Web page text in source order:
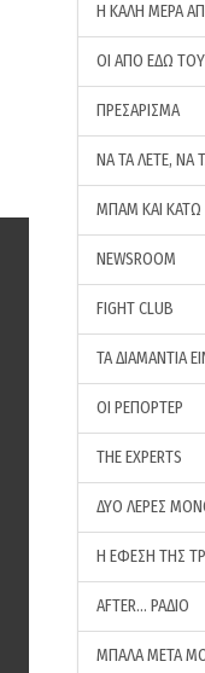
H ΚΑΛΗ ΜΕΡΑ
ΟΙ ΑΠΟ ΕΔΩ
ΠΡΕΣΑΡΙΣΜΑ
ΝΑ ΤΑ ΛΕΤΕ, ΝΑ
ΜΠΑΜ ΚΑΙ ΚΑΤΩ
NEWSROOM
FIGHT CLUB
ΤΑ ΔΙΑΜΑΝΤΙΑ
ΟΙ ΡΕΠΟΡΤΕΡ
THE EXPERTS
ΔΥΟ ΛΕΡΕΣ
Η ΕΦΕΣΗ ΤΗΣ
AFTER… ΡΑΔΙΟ
ΜΠΑΛΑ ΜΕΤΑ